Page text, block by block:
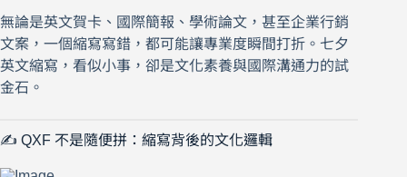
無論是英文賀卡、國際簡報、學術論文，甚至企業行銷
文案，一個縮寫寫錯，都可能讓專業度瞬間打折。七夕
英文縮寫，看似小事，卻是文化素養與國際溝通力的試
金石。
✍️ QXF 不是隨便拼：縮寫背後的文化邏輯